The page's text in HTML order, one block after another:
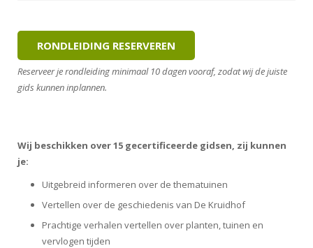
RONDLEIDING RESERVEREN
Reserveer je rondleiding minimaal 10 dagen vooraf, zodat wij de juiste
gids kunnen inplannen.
Wij beschikken over 15 gecertificeerde gidsen, zij kunnen
je:
Uitgebreid informeren over de thematuinen
Vertellen over de geschiedenis van De Kruidhof
Prachtige verhalen vertellen over planten, tuinen en
vervlogen tijden